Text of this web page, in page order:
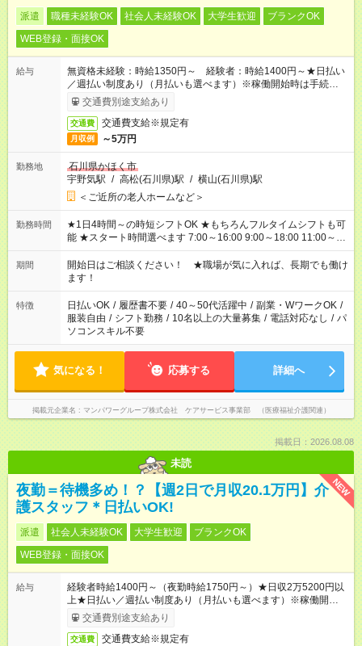
派遣 職種未経験OK 社会人未経験OK 大学生歓迎
ブランクOK
WEB登録・面接OK
給与
無資格未経験：時給1350円～ 経験者：時給1400円～★日払い
／週払い制度あり（月払いも選べます）※稼働開始時は手続き完
了次第のお支払いとなります。
交通費別途支給あり
交通費 交通費支給※規定有
月収例 ～5万円
勤務地
石川県かほく市
宇野気駅 / 高松(石川県)駅 / 横山(石川県)駅
＜ご近所の老人ホームなど＞
勤務時間
★1日4時間～の時短シフトOK ★もちろんフルタイムシフトも可
能 ★スタート時間選べます 7:00～16:00 9:00～18:00 11:00～
20:00 など 残業なし！ ※Wワークの場合、他のお仕事と合わせ
週40時間超の就業はご案内できません ※法令に基づき、週20時
間以上勤務は社会保険への加入対象となります ※労働者派遣法
（日雇い派遣の原則禁止）により、短時間・短期間の就業はご
案内が難しい場合があります
期間
開始日はご相談ください！ ★職場が気に入れば、長期でも働け
ます！
特徴 日払いOK / 履歴書不要 / 40～50代活躍中 / 副業・WワークOK /
服装自由 / シフト勤務 / 10名以上の大量募集 / 電話対応なし / パ
ソコンスキル不要
気になる！ 応募する 詳細へ
掲載元企業名 マンパワーグループ株式会社 ケアサービス事業部 （医療福祉介護関連）
掲載日：2026.08.08
未読
NEW
夜勤＝待機多め！？【週2日で月収20.1万円】介
護スタッフ＊日払いOK!
派遣 社会人未経験OK 大学生歓迎
ブランクOK
WEB登録・面接OK
給与
経験者時給1400円～（夜勤時給1750円～）★日収2万5200円以
上★日払い／週払い制度あり（月払いも選べます）※稼働開始時
は手続き完了次第のお支払いとなります。
交通費別途支給あり
交通費 交通費支給※規定有